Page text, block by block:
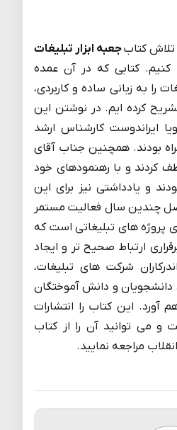
کتابجعبه ابزار تبلیغات
کتابی که در آن عمده
را به زبانی ساده و کاربردی،
کرده ایم. در نوشتن این
ایراندوست کارشناس ارشد
بودند. همچنین جناب آقای
کردند و با رهنمودهای خود
و یادداشتی نیز برای این
چندین سال فعالیت مستمر
پروژه های تبلیغاتی است که
ارتباط صحیح تر و ایجاد
شرکت های تبلیغات،
دانشجویان و دانش آموختگان
آورد. این کتاب را انتشارات
و می توانید آن را از کتاب
مراجعه نمایید.